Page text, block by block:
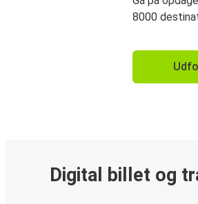
8000
Digital billet og